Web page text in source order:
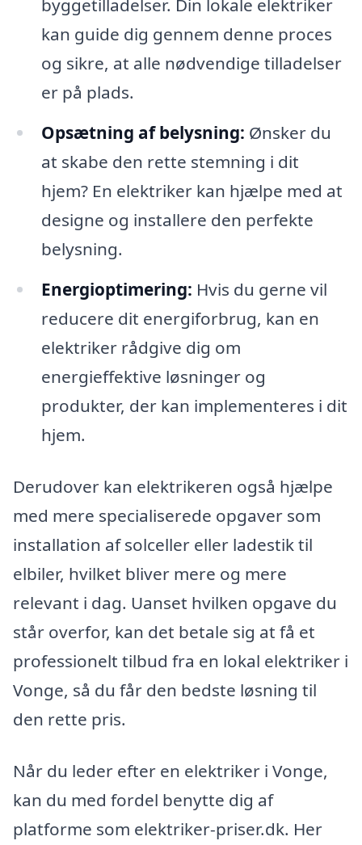
byggetilladelser. Din lokale elektriker
kan guide dig gennem denne proces
og sikre, at alle nødvendige tilladelser
er på plads.
Opsætning af belysning: Ønsker du
at skabe den rette stemning i dit
hjem? En elektriker kan hjælpe med at
designe og installere den perfekte
belysning.
Energioptimering: Hvis du gerne vil
reducere dit energiforbrug, kan en
elektriker rådgive dig om
energieffektive løsninger og
produkter, der kan implementeres i dit
hjem.
Derudover kan elektrikeren også hjælpe
med mere specialiserede opgaver som
installation af solceller eller ladestik til
elbiler, hvilket bliver mere og mere
relevant i dag. Uanset hvilken opgave du
står overfor, kan det betale sig at få et
professionelt tilbud fra en lokal elektriker i
Vonge, så du får den bedste løsning til
den rette pris.
Når du leder efter en elektriker i Vonge,
kan du med fordel benytte dig af
platforme som elektriker-priser.dk. Her